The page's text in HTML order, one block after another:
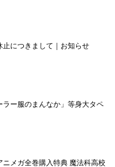
止につきまして｜お知らせ
ラー服のまんなか」等身大タペ
ニメガ全巻購入特典 魔法科高校